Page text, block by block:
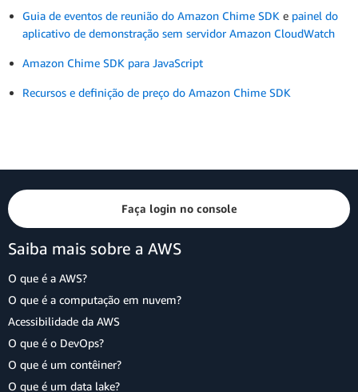
Guia de eventos de reunião do Amazon Chime SDK e painel do
aplicativo de demonstração sem servidor Amazon CloudWatch
Amazon Chime SDK para JavaScript
Recursos e definição de preço do Amazon Chime SDK
Faça login no console
Saiba mais sobre a AWS
O que é a AWS?
O que é a computação em nuvem?
Acessibilidade da AWS
O que é o DevOps?
O que é um contêiner?
O que é um data lake?